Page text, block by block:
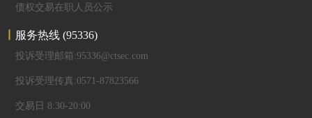
债权交易在职人员公示
服务热线(95336)
投诉受理邮箱:95336@ctsec.com
投诉受理传真:0571-87823566
交易日 8:30-20:00